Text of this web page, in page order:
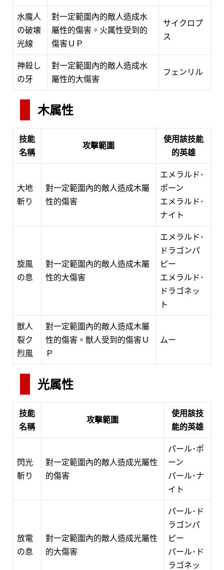
水魔人
の破壊
光線
對一定範圍內的敵人造成水
屬性的傷害。火属性受到的
傷害ＵＰ
サイクロプ
ス
神殺し
の牙
對一定範圍內的敵人造成水
屬性的大傷害
フェンリル
木属性
技能
名稱
攻擊範圍
使用該技能
的英雄
大地
斬り
對一定範圍內的敵人造成木屬
性的傷害
エメラルド･
ポーン
エメラルド･
ナイト
旋風
の息
對一定範圍內的敵人造成木屬
性的大傷害
エメラルド･
ドラゴンパ
ピー
エメラルド･
ドラゴネッ
ト
獣人
裂ク
烈風
對一定範圍內的敵人造成木屬
性的傷害。獣人受到的傷害Ｕ
Ｐ
ムー
光属性
技能
名稱
攻擊範圍
使用該技
能的英雄
閃光
斬り
對一定範圍內的敵人造成光屬性
的傷害
パール･ポ
ーン
パール･ナ
イト
放電
の息
對一定範圍內的敵人造成光屬性
的大傷害
パール･ド
ラゴンパ
ピー
パール･ド
ラゴネッ